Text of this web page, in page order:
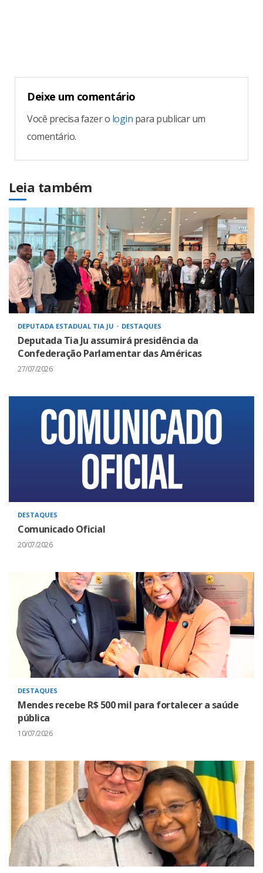
Deixe um comentário
Você precisa fazer o login para publicar um
comentário.
Leia também
DEPUTADA ESTADUAL TIA JU DESTAQUES
Deputada Tia Ju assumirá presidência da
Confederação Parlamentar das Américas
27/07/2026
DESTAQUES
Comunicado Oficial
20/07/2026
DESTAQUES
Mendes recebe R$ 500 mil para fortalecer a saúde
pública
10/07/2026